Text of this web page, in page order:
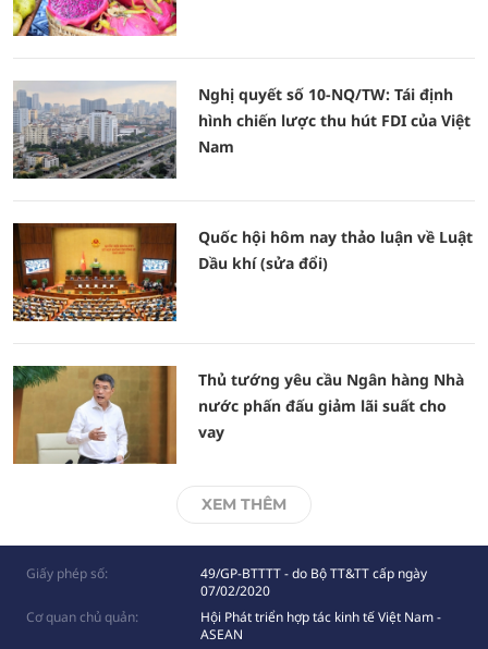
Nghị quyết số 10-NQ/TW: Tái định
hình chiến lược thu hút FDI của Việt
Nam
Quốc hội hôm nay thảo luận về Luật
Dầu khí (sửa đổi)
Thủ tướng yêu cầu Ngân hàng Nhà
nước phấn đấu giảm lãi suất cho
vay
XEM THÊM
Giấy phép số:
49/GP-BTTTT - do Bộ TT&TT cấp ngày
07/02/2020
Cơ quan chủ quản:
Hội Phát triển hợp tác kinh tế Việt Nam -
ASEAN